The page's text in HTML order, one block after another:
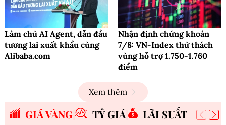
Làm chủ AI Agent, dẫn đầu
tương lai xuất khẩu cùng
Alibaba.com
Nhận định chứng khoán
7/8: VN-Index thử thách
vùng hỗ trợ 1.750-1.760
điểm
Xem thêm
GIÁ VÀNG TỶ GIÁ LÃI SUẤT